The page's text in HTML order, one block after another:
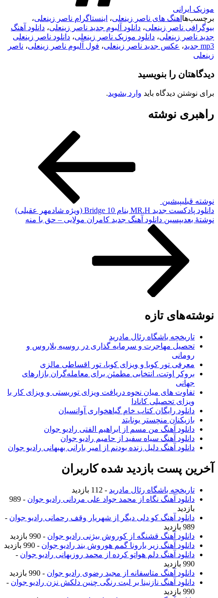
موزیک ایرانی
برچسب‌ها اهنگ های ناصر زینعلی، اینستاگرام ناصر زینعلی،
بیوگرافی ناصر زینعلی، دانلود آلبوم جدید ناصر زینعلی، دانلود آهنگ
جدید ناصر زینعلی، دانلود موزیک ناصر زینعلی، دانلود ناصر زینعلی
mp3 جدید
، عکس جدید ناصر زینعلی، فول آلبوم ناصر زینعلی، ناصر
زینعلی
دیدگاهتان را بنویسید
برای نوشتن دیدگاه باید وارد بشوید.
راهبری نوشته
نوشته قبلیپیشین
دانلود پادکست جدید MR.H بنام Bridge 10 (ویژه شادمهر عقیلی)
نوشته‌ٔ بعدیپسین دانلود آهنگ جدید کامران مولایی – حق با منه
نوشته‌های تازه
تاریخچه باشگاه رئال مادرید
تحصیل مهاجرت و سرمایه گذاری در روسیه بلاروس و
رومانی
معرفی تور کوبا و ویزای کوبا، تور اقساطی مالزی
بروکر اوتت، انتخابی مطمئن برای معامله‌گران بازارهای
جهانی
تفاوت های میان نحوه دریافت ویزای توریستی و ویزای کار با
ویزای تحصیلی کانادا
دانلود رایگان کتاب خام گیاهخواری آوانسیان
بازیکنان منچستر یونایتد
دانلود آهنگ من مسم از ابراهیم الفتی رادیو جوان
دانلود آهنگ سیاه سفید از حامیم رادیو جوان
دانلود آهنگ دلیل زنده بودنم از امیر بارانی بهبهانی رادیو جوان
آخرین پست بازدید شده کاربران
تاریخچه باشگاه رئال مادرید - 112 بازدید
دانلود آهنگ نگاه از محمد جواد علی مردانی رادیو جوان
- 989
بازدید
دانلود آهنگ کو دلی دیگر از شهریار وقف رحمانی رادیو جوان -
989 بازدید
دانلود آهنگ قشنگه از کوروش بیژنی رادیو جوان - 990 بازدید
دانلود آهنگ زیر بارونا گمم هوروش بند رادیو جوان - 990 بازدید
دانلود آهنگ دلم هواتو کرده از محمد روزبهانی رادیو جوان -
990 بازدید
دانلود آهنگ متاسفانه از مجید رضوی رادیو جوان - 990 بازدید
دانلود آهنگ نازنینا بر لبت رنگی چنین دلکش نزن رادیو جوان -
990 بازدید